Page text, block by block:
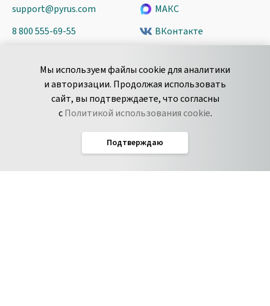
Мы используем файлы cookie для аналитики
и авторизации. Продолжая использовать
сайт, вы подтверждаете, что согласны
сПолитикой использования cookie.
Подтверждаю
support@pyrus.com
8 800 555-69-55
пн-пт с 9 до 18 часов (Мск)
Сообщить об
уязвимости
МАКС
ВКонтакте
Spark
Дзен
Соглашение об обработке данных